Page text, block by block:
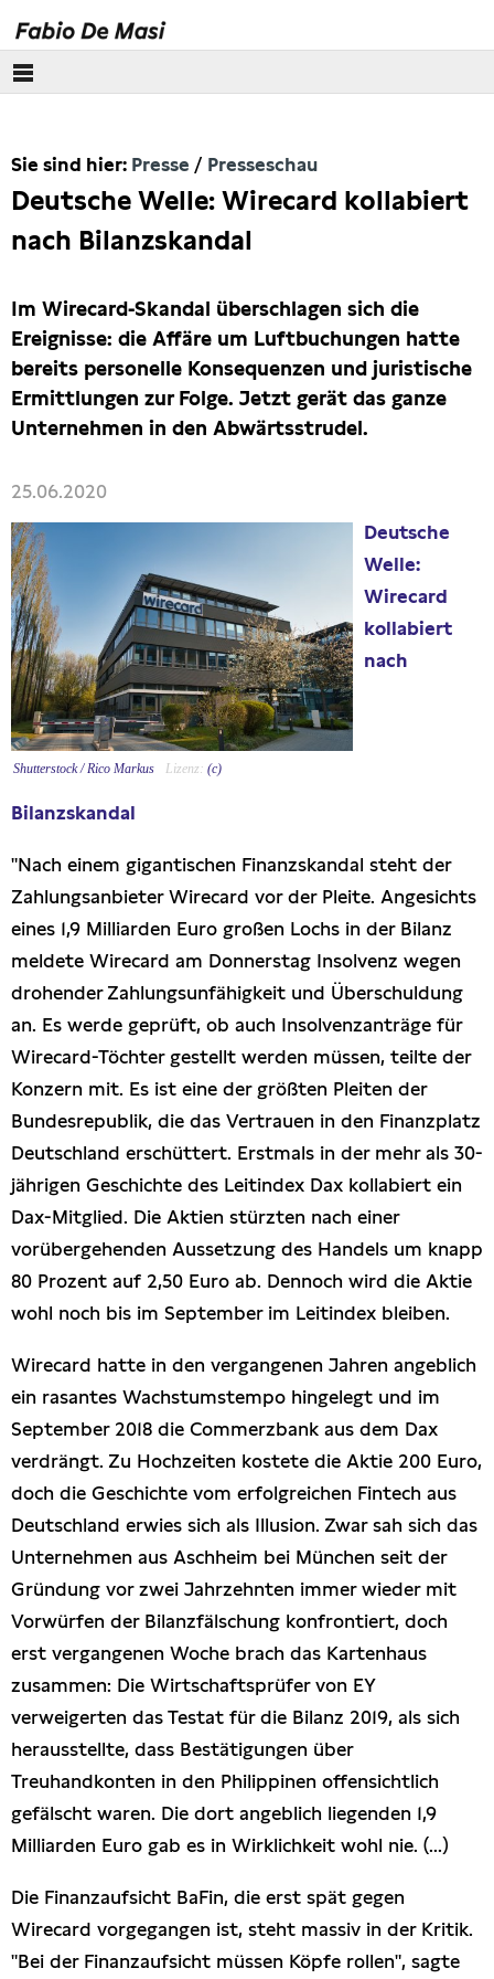
Europäisches Parlament
Themen
Pressebilder
Interviews
Presseschau
Publikationen
Anfragen (Archivseite)
Sie sind hier: Presse Presseschau
Deutsche Welle: Wirecard kollabiert
nach Bilanzskandal
Im Wirecard-Skandal überschlagen sich die
Ereignisse: die Affäre um Luftbuchungen hatte
bereits personelle Konsequenzen und juristische
Ermittlungen zur Folge. Jetzt gerät das ganze
Unternehmen in den Abwärtsstrudel.
25.06.2020
Shutterstock / Rico Markus (c)
Deutsche
Welle:
Wirecard
kollabiert
nach
Bilanzskandal
"Nach einem gigantischen Finanzskandal steht der
Zahlungsanbieter Wirecard vor der Pleite. Angesichts
eines 1,9 Milliarden Euro großen Lochs in der Bilanz
meldete Wirecard am Donnerstag Insolvenz wegen
drohender Zahlungsunfähigkeit und Überschuldung
an. Es werde geprüft, ob auch Insolvenzanträge für
Wirecard-Töchter gestellt werden müssen, teilte der
Konzern mit. Es ist eine der größten Pleiten der
Bundesrepublik, die das Vertrauen in den Finanzplatz
Deutschland erschüttert. Erstmals in der mehr als 30-
jährigen Geschichte des Leitindex Dax kollabiert ein
Dax-Mitglied. Die Aktien stürzten nach einer
vorübergehenden Aussetzung des Handels um knapp
80 Prozent auf 2,50 Euro ab. Dennoch wird die Aktie
wohl noch bis im September im Leitindex bleiben.
Wirecard hatte in den vergangenen Jahren angeblich
ein rasantes Wachstumstempo hingelegt und im
September 2018 die Commerzbank aus dem Dax
verdrängt. Zu Hochzeiten kostete die Aktie 200 Euro,
doch die Geschichte vom erfolgreichen Fintech aus
Deutschland erwies sich als Illusion. Zwar sah sich das
Unternehmen aus Aschheim bei München seit der
Gründung vor zwei Jahrzehnten immer wieder mit
Vorwürfen der Bilanzfälschung konfrontiert, doch
erst vergangenen Woche brach das Kartenhaus
zusammen: Die Wirtschaftsprüfer von EY
verweigerten das Testat für die Bilanz 2019, als sich
herausstellte, dass Bestätigungen über
Treuhandkonten in den Philippinen offensichtlich
gefälscht waren. Die dort angeblich liegenden 1,9
Milliarden Euro gab es in Wirklichkeit wohl nie. (...)
Die Finanzaufsicht BaFin, die erst spät gegen
Wirecard vorgegangen ist, steht massiv in der Kritik.
"Bei der Finanzaufsicht müssen Köpfe rollen", sagte